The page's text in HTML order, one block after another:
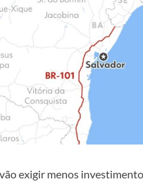
exigir menos